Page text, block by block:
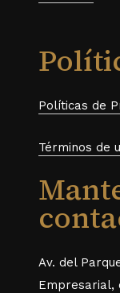
Políticas de
Términos de
Av. del
Empresarial,